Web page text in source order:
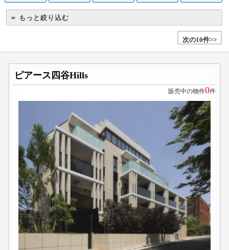
＝ もっと絞り込む
次の10件>>
ピアース四谷Hills
販売中の物件0件